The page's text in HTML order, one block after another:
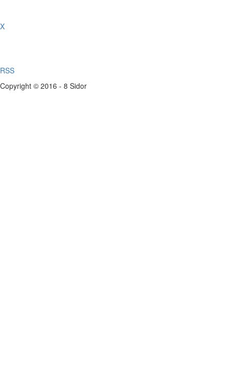
X
RSS
Copyright © 2016 - 8 Sidor